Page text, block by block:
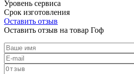
Уровень сервиса
Срок изготовления
Оставить отзыв
Оставить отзыв на товар Гоф